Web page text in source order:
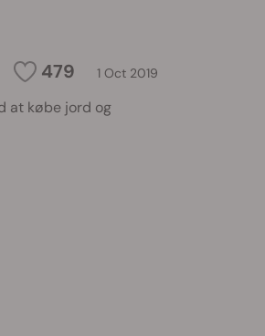
479 1 Oct 2019
at købe jord og